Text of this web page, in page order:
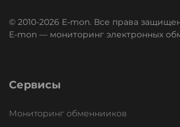
© 2010-2026 E-mon. Все права
E-mon — мониторинг электронных
Сервисы
Мониторинг обменнииков